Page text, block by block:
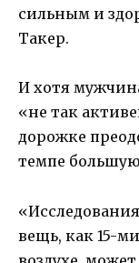
сильным и
Такер.
И хотя
«не так
дорожке
темпе
вещь, как 15-